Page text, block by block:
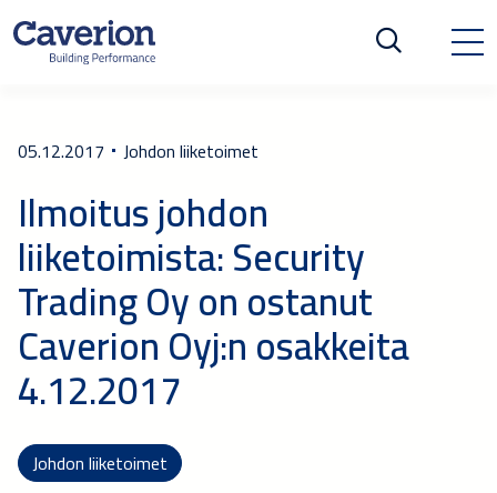
05.12.2017 Johdon liiketoimet
Ilmoitus johdon
liiketoimista: Security
Trading Oy on ostanut
Caverion Oyj:n osakkeita
4.12.2017
Johdon liiketoimet